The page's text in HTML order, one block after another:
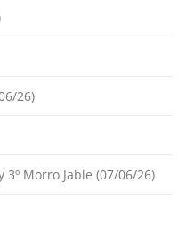
26)
3º Morro Jable (07/06/26)